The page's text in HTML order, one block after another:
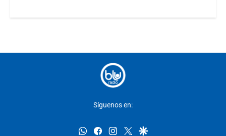
Síguenos en:
whatsappfacebookinstagram
twittergoogle